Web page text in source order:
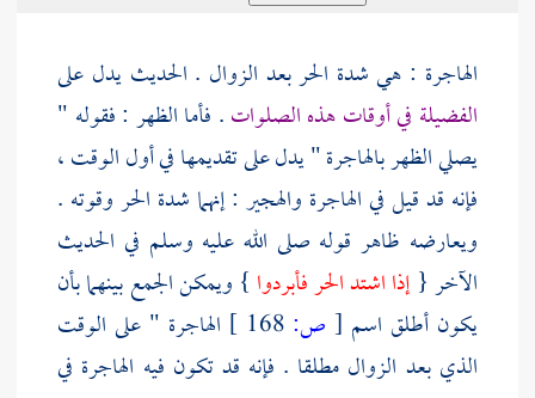
الهاجرة : هي شدة الحر بعد الزوال . الحديث يدل على
الفضيلة في أوقات هذه الصلوات. فأما الظهر : فقوله "
يصلي الظهر بالهاجرة " يدل على تقديمها في أول الوقت ،
فإنه قد قيل في الهاجرة والهجير : إنهما شدة الحر وقوته .
ويعارضه ظاهر قوله صلى الله عليه وسلم في الحديث
الآخر {إذا اشتد الحر فأبردوا } ويمكن الجمع بينهما بأن
يكون أطلق اسم [ ص:
الهاجرة " على الوقت
الذي بعد الزوال مطلقا . فإنه قد تكون فيه الهاجرة في